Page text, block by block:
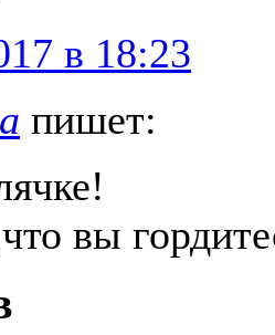
в 18:23
пишет:
вы